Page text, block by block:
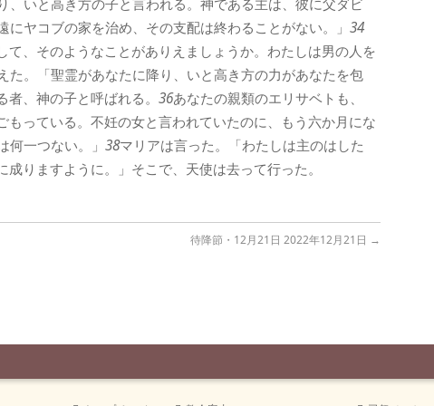
、いと高き方の子と言われる。神である主は、彼に父ダビ
にヤコブの家を治め、その支配は終わることがない。」 34
て、そのようなことがありえましょうか。わたしは男の人を
た。「聖霊があなたに降り、いと高き方の力があなたを包
、神の子と呼ばれる。 36あなたの親類のエリサベトも、
もっている。不妊の女と言われていたのに、もう六か月にな
何一つない。」 38マリアは言った。「わたしは主のはした
りますように。」そこで、天使は去って行った。
待降節・12月21日 2022年12月21日 →